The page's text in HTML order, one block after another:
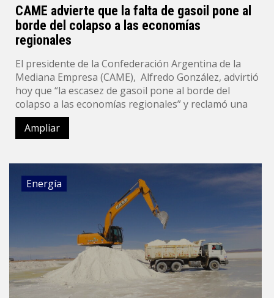
CAME advierte que la falta de gasoil pone al
borde del colapso a las economías
regionales
El presidente de la Confederación Argentina de la
Mediana Empresa (CAME), Alfredo González, advirtió
hoy que “la escasez de gasoil pone al borde del
colapso a las economías regionales” y reclamó una
Ampliar
Energía